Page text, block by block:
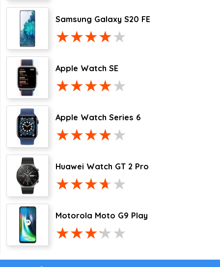
Samsung Galaxy S20 FE
Apple Watch SE
Apple Watch Series 6
Huawei Watch GT 2 Pro
Motorola Moto G9 Play